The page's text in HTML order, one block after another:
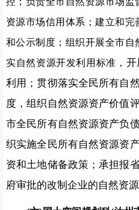
资源市场信用体系；建立和完
和公示制度；组织开展全市自
实自然资源开发利用标准， 开
利用；贯彻落实全民所有自
度，组织自然资源资产价值
市全民所有自然资源资产负
织实施全民所有自然资源资
资和土地储备政策；承担报
府审批的改制企业的自然资源